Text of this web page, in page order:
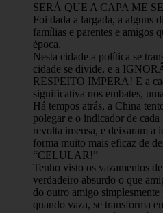
SERÁ QUE A CAPA ME
Foi dada a largada, a alguns
famílias e parentes e amigos
época.
Nesta cidade a política se
cidade se divide, e a
RESPEITO IMPERA! E a
significativa nos embates,
Há tempos atrás, a China
polegar e o indicador de
revolta imensa, e deixaram a
forma muito mais eficaz de
“CELULAR!”
Tenho visto os vazamentos
verdadeiro absurdo o que
do outro amigo
quando vaza, se transforma